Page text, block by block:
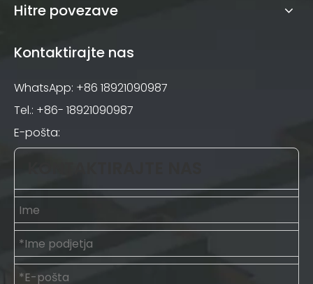
Hitre povezave
Kontaktirajte nas
WhatsApp: +86 18921090987
Tel.: +86- 18921090987
E-pošta: